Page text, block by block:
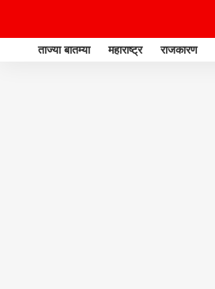
ताज्या बातम्या महाराष्ट्र राजकारण